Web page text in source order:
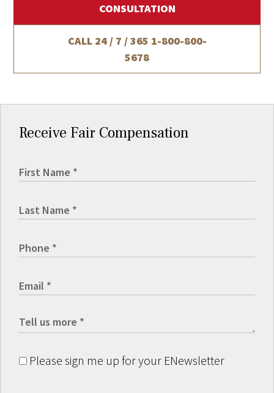
CONSULTATION
CALL 24 / 7 / 365 1-800-800-
5678
Receive Fair Compensation
Please sign me up for your ENewsletter